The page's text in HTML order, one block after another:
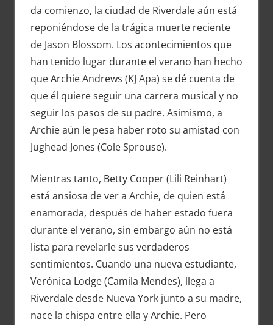
da comienzo, la ciudad de Riverdale aún está
reponiéndose de la trágica muerte reciente
de Jason Blossom. Los acontecimientos que
han tenido lugar durante el verano han hecho
que Archie Andrews (KJ Apa) se dé cuenta de
que él quiere seguir una carrera musical y no
seguir los pasos de su padre. Asimismo, a
Archie aún le pesa haber roto su amistad con
Jughead Jones (Cole Sprouse).
Mientras tanto, Betty Cooper (Lili Reinhart)
está ansiosa de ver a Archie, de quien está
enamorada, después de haber estado fuera
durante el verano, sin embargo aún no está
lista para revelarle sus verdaderos
sentimientos. Cuando una nueva estudiante,
Verónica Lodge (Camila Mendes), llega a
Riverdale desde Nueva York junto a su madre,
nace la chispa entre ella y Archie. Pero